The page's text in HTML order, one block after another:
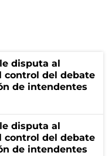
disputa al
control del debate
de intendentes
disputa al
control del debate
de intendentes